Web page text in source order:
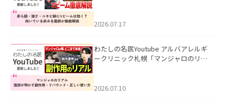
した。
2026.07.17
わたしの名医Youtube アルバアレルギ
ークリニック札幌「マンジャロのリア
た。
2026.07.10